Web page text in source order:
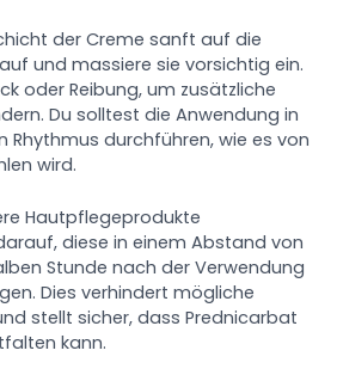
der Creme sanft auf die
und massiere sie vorsichtig ein.
oder Reibung, um zusätzliche
Du solltest die Anwendung in
Rhythmus durchführen, wie es von
wird.
Hautpflegeprodukte
diese in einem Abstand von
Stunde nach der Verwendung
Dies verhindert mögliche
stellt sicher, dass Prednicarbat
kann.